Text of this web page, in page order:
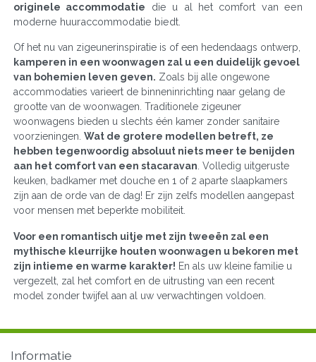
originele accommodatie die u al het comfort van een
moderne huuraccommodatie biedt.
Of het nu van zigeunerinspiratie is of een hedendaags ontwerp,
kamperen in een woonwagen zal u een duidelijk gevoel
van bohemien leven geven. Zoals bij alle ongewone
accommodaties varieert de binneninrichting naar gelang de
grootte van de woonwagen. Traditionele zigeuner
woonwagens bieden u slechts één kamer zonder sanitaire
voorzieningen. Wat de grotere modellen betreft, ze
hebben tegenwoordig absoluut niets meer te benijden
aan het comfort van een stacaravan . Volledig uitgeruste
keuken, badkamer met douche en 1 of 2 aparte slaapkamers
zijn aan de orde van de dag! Er zijn zelfs modellen aangepast
voor mensen met beperkte mobiliteit.
Voor een romantisch uitje met zijn tweeën zal een
mythische kleurrijke houten woonwagen u bekoren met
zijn intieme en warme karakter! En als uw kleine familie u
vergezelt, zal het comfort en de uitrusting van een recent
model zonder twijfel aan al uw verwachtingen voldoen.
Informatie